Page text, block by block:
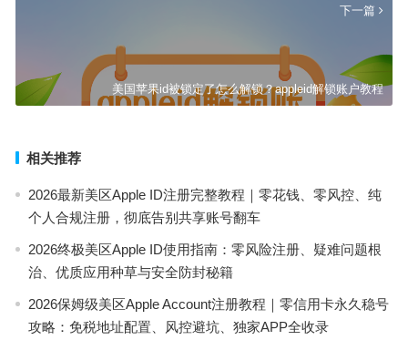
下一篇
美国苹果id被锁定了怎么解锁？appleid解锁账户教程
相关推荐
2026最新美区Apple ID注册完整教程｜零花钱、零风控、纯
个人合规注册，彻底告别共享账号翻车
2026终极美区Apple ID使用指南：零风险注册、疑难问题根
治、优质应用种草与安全防封秘籍
2026保姆级美区Apple Account注册教程｜零信用卡永久稳号
攻略：免税地址配置、风控避坑、独家APP全收录